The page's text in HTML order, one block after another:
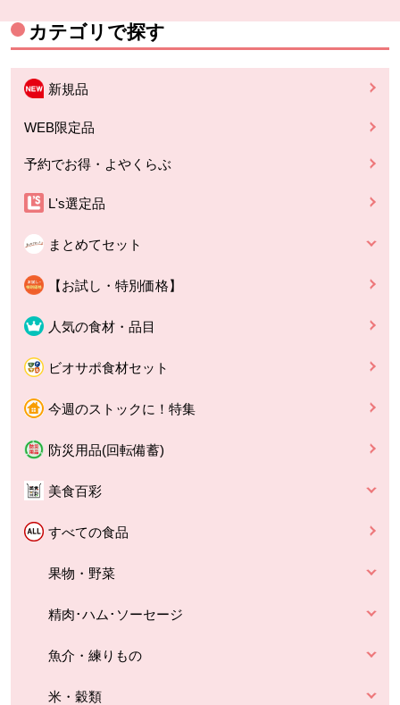
カテゴリで探す
新規品
WEB限定品
予約でお得・よやくらぶ
L's選定品
まとめてセット
【お試し・特別価格】
人気の食材・品目
ビオサポ食材セット
今週のストックに！特集
防災用品(回転備蓄)
美食百彩
すべての食品
果物・野菜
精肉･ハム･ソーセージ
魚介・練りもの
米・穀類